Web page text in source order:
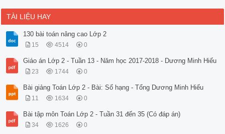
TÀI LIỆU HAY
130 bài toán nâng cao Lớp 2
15 4514 0
Giáo án Lớp 2 - Tuần 13 - Năm học 2017-2018 - Dương Minh Hiếu
23 1744 0
Bài giảng Toán Lớp 2 - Bài: Số hạng - Tổng Dương Minh Hiếu
11 1634 0
Bài tập môn Toán Lớp 2 - Tuần 31 đến 35 (Có đáp án)
34 1626 0